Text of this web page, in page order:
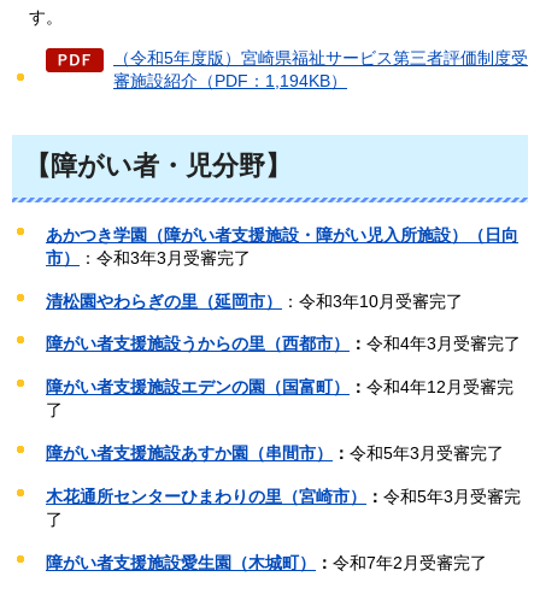
す。
（令和5年度版）宮崎県福祉サービス第三者評価制度受
審施設紹介（PDF：1,194KB）
【障がい者・児分野】
あかつき学園（障がい者支援施設・障がい児入所施設）（日向
市）
：令和3年3月受審完了
清松園やわらぎの里（延岡市） ：令和3年10月受審完了
障がい者支援施設うからの里（西都市） ： 令和4年3月受審完了
障がい者支援施設エデンの園（国富町） ： 令和4年12月受審完
了
障がい者支援施設あすか園（串間市） ： 令和5年3月受審完了
木花通所センターひまわりの里（宮崎市） ： 令和5年3月受審完
了
障がい者支援施設愛生園（木城町） ： 令和7年2月受審完了